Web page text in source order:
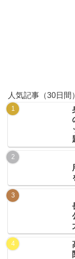
人気記事（30日間）